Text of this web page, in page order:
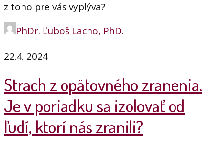
z toho pre vás vyplýva?
PhDr. Ľuboš Lacho, PhD.
22.4. 2024
Strach z opätovného zranenia.
Je v poriadku sa izolovať od
ľudí, ktorí nás zranili?